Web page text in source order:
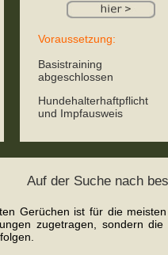
Voraussetzung:
Basistraining
abgeschlossen
Hundehalterhaftpflicht
und Impfausweis
Auf der Suche nach
Gerüchen ist für die
zugetragen, sondern